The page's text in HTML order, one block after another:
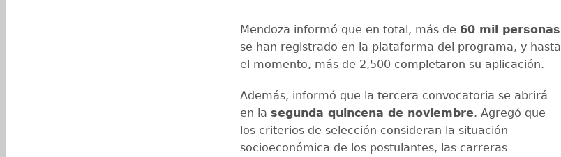
Mendoza informó que en total, más de 60 mil personas
se han registrado en la plataforma del programa, y hasta
el momento, más de 2,500 completaron su aplicación.
Además, informó que la tercera convocatoria se abrirá
en la segunda quincena de noviembre. Agregó que
los criterios de selección consideran la situación
socioeconómica de los postulantes, las carreras